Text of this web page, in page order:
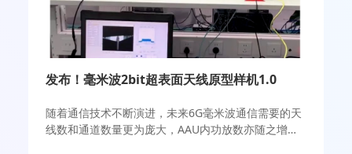
发布！毫米波2bit超表面天线原型样机1.0
随着通信技术不断演进，未来6G毫米波通信需要的天
线数和通道数量更为庞大，AAU内功放数亦随之增